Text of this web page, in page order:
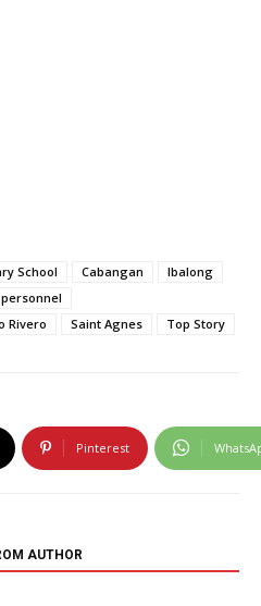
School Cabangan
Ibalong
Rivero
Saint Agnes Top Story
Pinterest
AUTHOR